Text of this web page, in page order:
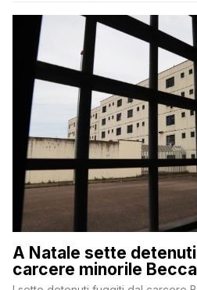
A Natale sette
carcere minorile